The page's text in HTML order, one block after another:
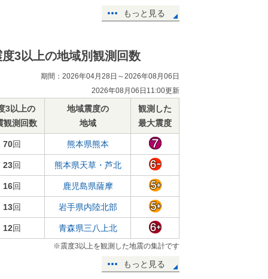
もっと見る
度3以上の地域別観測回数
期間：2026年04月28日～2026年08月06日
2026年08月06日11:00更新
3以上の
観測回数
地域震度の
地域
観測した
最大震度
70回 熊本県熊本
23回 熊本県天草・芦北
16回 鹿児島県薩摩
13回 岩手県内陸北部
12回 青森県三八上北
※震度3以上を観測した地震の集計です
もっと見る